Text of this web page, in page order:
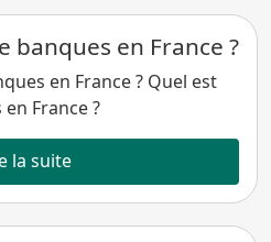
banques en France ?
en France ? Quel est
France ?
la suite